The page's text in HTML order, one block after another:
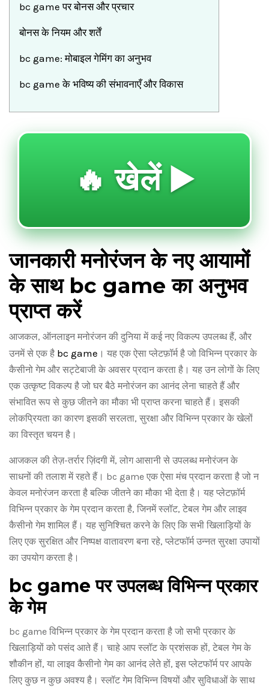
bc game पर बोनस और प्रचार
बोनस के नियम और शर्तें
bc game: मोबाइल गेमिंग का अनुभव
bc game के भविष्य की संभावनाएँ और विकास
🔥 खेलें ▶️
जानकारी मनोरंजन के नए आयामों
के साथ bc game का अनुभव
प्राप्त करें
आजकल, ऑनलाइन मनोरंजन की दुनिया में कई नए विकल्प उपलब्ध हैं, और
उनमें से एक है bc game । यह एक ऐसा प्लेटफ़ॉर्म है जो विभिन्न प्रकार के
कैसीनो गेम और सट्टेबाजी के अवसर प्रदान करता है। यह उन लोगों के लिए
एक उत्कृष्ट विकल्प है जो घर बैठे मनोरंजन का आनंद लेना चाहते हैं और
संभावित रूप से कुछ जीतने का मौका भी प्राप्त करना चाहते हैं। इसकी
लोकप्रियता का कारण इसकी सरलता, सुरक्षा और विभिन्न प्रकार के खेलों
का विस्तृत चयन है।
आजकल की तेज़-तर्रार ज़िंदगी में, लोग आसानी से उपलब्ध मनोरंजन के
साधनों की तलाश में रहते हैं। bc game एक ऐसा मंच प्रदान करता है जो न
केवल मनोरंजन करता है बल्कि जीतने का मौका भी देता है। यह प्लेटफ़ॉर्म
विभिन्न प्रकार के गेम प्रदान करता है, जिनमें स्लॉट, टेबल गेम और लाइव
कैसीनो गेम शामिल हैं। यह सुनिश्चित करने के लिए कि सभी खिलाड़ियों के
लिए एक सुरक्षित और निष्पक्ष वातावरण बना रहे, प्लेटफॉर्म उन्नत सुरक्षा उपायों
का उपयोग करता है।
bc game पर उपलब्ध विभिन्न प्रकार
के गेम
bc game विभिन्न प्रकार के गेम प्रदान करता है जो सभी प्रकार के
खिलाड़ियों को पसंद आते हैं। चाहे आप स्लॉट के प्रशंसक हों, टेबल गेम के
शौकीन हों, या लाइव कैसीनो गेम का आनंद लेते हों, इस प्लेटफॉर्म पर आपके
लिए कुछ न कुछ अवश्य है। स्लॉट गेम विभिन्न विषयों और सुविधाओं के साथ